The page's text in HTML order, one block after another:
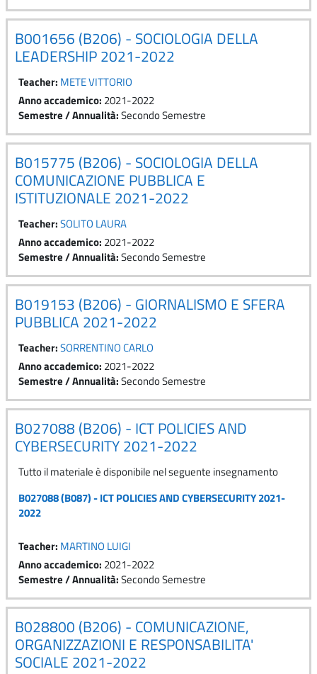
B001656 (B206) - SOCIOLOGIA DELLA
LEADERSHIP 2021-2022
Teacher: METE VITTORIO
Anno accademico: 2021-2022
Semestre / Annualità:Secondo Semestre
B015775 (B206) - SOCIOLOGIA DELLA
COMUNICAZIONE PUBBLICA E
ISTITUZIONALE 2021-2022
Teacher:SOLITO LAURA
Anno accademico: 2021-2022
Semestre / Annualità:Secondo Semestre
B019153 (B206) - GIORNALISMO E SFERA
PUBBLICA 2021-2022
Teacher:SORRENTINO CARLO
Anno accademico: 2021-2022
Semestre / Annualità:Secondo Semestre
B027088 (B206) - ICT POLICIES AND
CYBERSECURITY 2021-2022
Tutto il materiale è disponibile nel seguente insegnamento
B027088 (B087) - ICT POLICIES AND CYBERSECURITY 2021-
2022
Teacher: MARTINO LUIGI
Anno accademico: 2021-2022
Semestre / Annualità:Secondo Semestre
B028800 (B206) - COMUNICAZIONE,
ORGANIZZAZIONI E RESPONSABILITA'
SOCIALE 2021-2022